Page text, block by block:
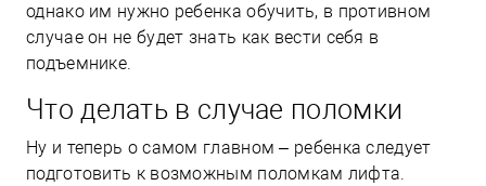
однако им нужно ребенка обучить, в противном
случае он не будет знать как вести себя в
подъемнике.
Что делать в случае поломки
Ну и теперь о самом главном – ребенка следует
подготовить к возможным поломкам лифта.